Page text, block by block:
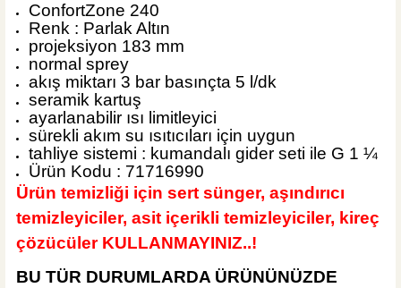
Sepete Ekle
ÜRÜN TÜKENDİ
İsvea Banyo
İsvea ION Davanti Tezgah Üstü Lavabo Beyaz
8.400,00 TL %35
5.460,00 TL
ÜRÜN TÜKENDİ
MĞZ TESLİM
İsvea Banyo
ConfortZone 240
Renk : Parlak Altın
projeksiyon 183 mm
normal sprey
akış miktarı 3 bar basınçta 5 l/dk
seramik kartuş
ayarlanabilir ısı limitleyici
sürekli akım su ısıtıcıları için uygun
tahliye sistemi : kumandalı gider seti ile G 1 ¼
Ürün Kodu : 71716990
Ürün temizliği için sert sünger, aşındırıcı
temizleyiciler, asit içerikli temizleyiciler, kireç
çözücüler KULLANMAYINIZ..!
BU TÜR DURUMLARDA ÜRÜNÜNÜZDE